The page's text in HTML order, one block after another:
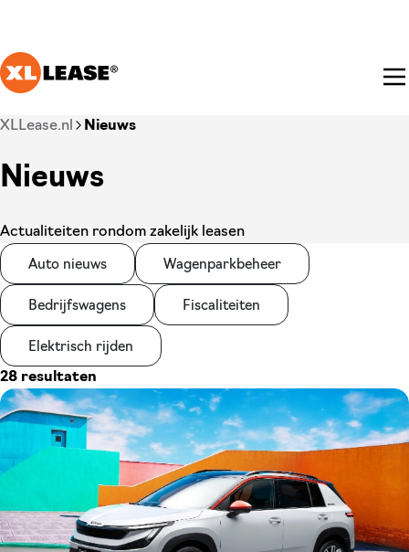
Je bent nu voorbij het hoofdmenu
XLLease.nl Nieuws
Nieuws
Actualiteiten rondom zakelijk leasen
Auto nieuws Wagenparkbeheer
Bedrijfswagens Fiscaliteiten
Elektrisch rijden
28 resultaten